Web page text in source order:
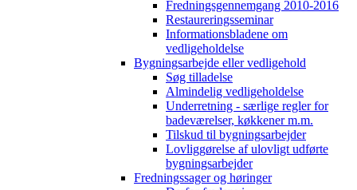
Fredningsgennemgang 2010-2016
Restaureringsseminar
Informationsbladene om
vedligeholdelse
Bygningsarbejde eller vedligehold
Søg tilladelse
Almindelig vedligeholdelse
Underretning - særlige regler for
badeværelser, køkkener m.m.
Tilskud til bygningsarbejder
Lovliggørelse af ulovligt udførte
bygningsarbejder
Fredningssager og høringer